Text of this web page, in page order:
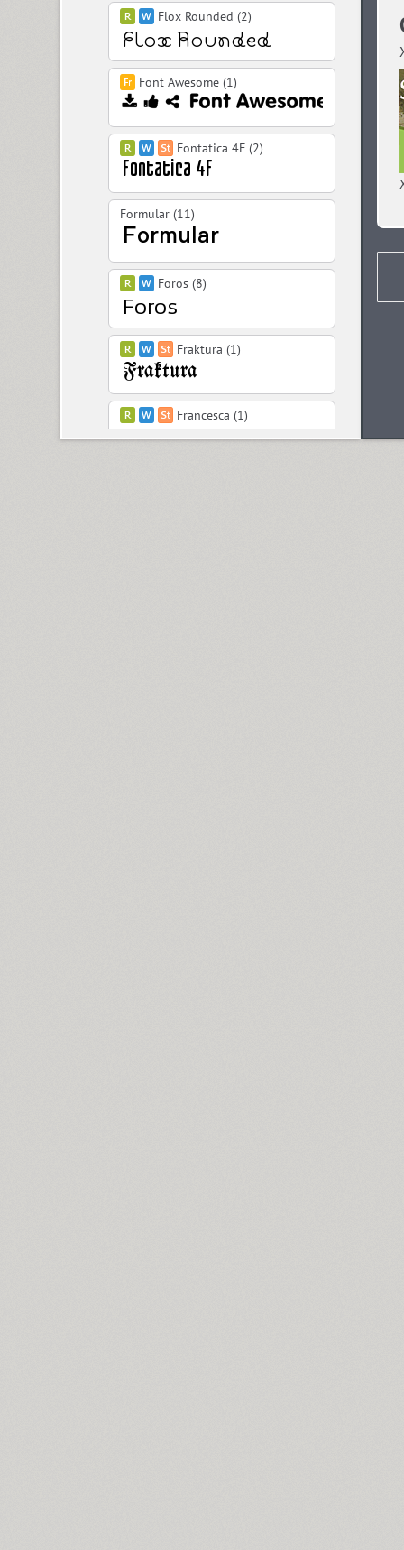
Flox Rounded (2)
Font Awesome (1)
Fontatica 4F (2)
Formular (11)
Foros (8)
Fraktura (1)
Francesca (1)